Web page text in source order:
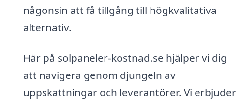
någonsin att få tillgång till högkvalitativa
alternativ.
Här på solpaneler-kostnad.se hjälper vi dig
att navigera genom djungeln av
uppskattningar och leverantörer. Vi erbjuder